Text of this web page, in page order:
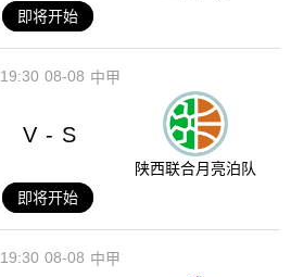
即将开始
08-08
19:30 中甲
V - S
陕西联合月亮泊队
即将开始
08-08
19:30 中甲